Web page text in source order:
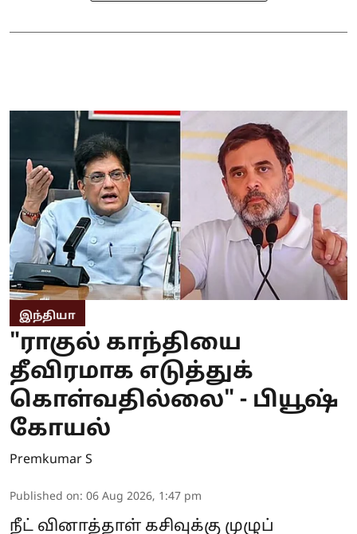
இந்தியா
"ராகுல் காந்தியை
தீவிரமாக எடுத்துக்
கொள்வதில்லை" - பியூஷ்
கோயல்
Premkumar S
Published on: 06 Aug 2026, 1:47 pm
நீட் வினாத்தாள் கசிவுக்கு முழுப்